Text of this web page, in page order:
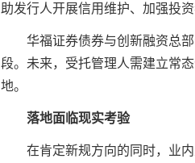
助发行人开展信用维护、加强投
华福证券债券与创新融资总部
段。未来，受托管理人需建立常
地。
落地面临现实考验
在肯定新规方向的同时，业内